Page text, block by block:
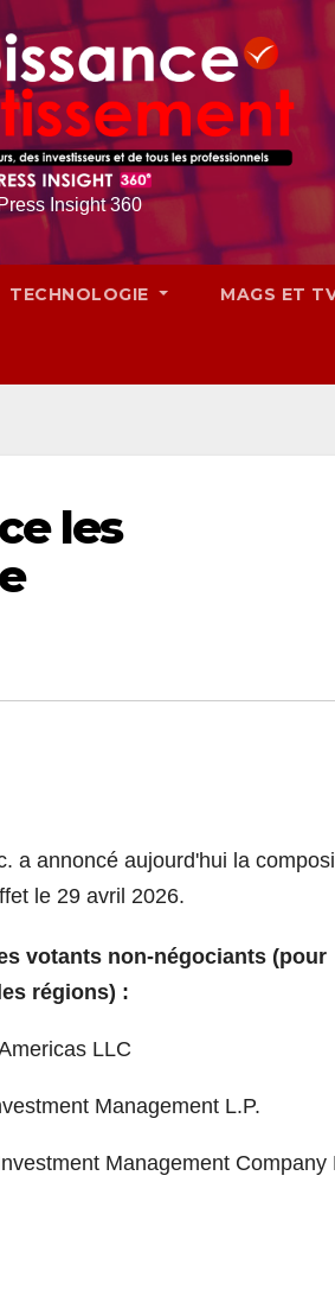
Insight 360
TECHNOLOGIE MAGS ET
les
a annoncé aujourd'hui la
le 29 avril 2026.
votants non-négociants (pour
régions) :
LLC
Management L.P.
Management Company